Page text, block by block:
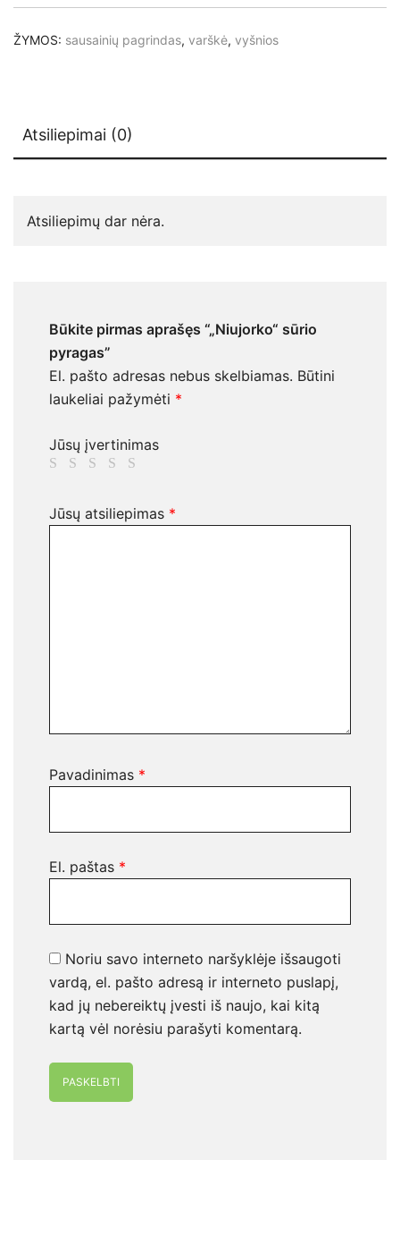
ŽYMOS: sausainių pagrindas, varškė, vyšnios
Atsiliepimai (0)
Atsiliepimų dar nėra.
Būkite pirmas aprašęs “„Niujorko“ sūrio
pyragas”
El. pašto adresas nebus skelbiamas. Būtini
laukeliai pažymėti *
Jūsų įvertinimas
Jūsų atsiliepimas *
Pavadinimas *
El. paštas *
Noriu savo interneto naršyklėje išsaugoti
vardą, el. pašto adresą ir interneto puslapį,
kad jų nebereiktų įvesti iš naujo, kai kitą
kartą vėl norėsiu parašyti komentarą.